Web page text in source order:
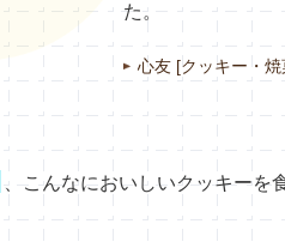
た。
心友 [クッキー・
、こんなにおいしいクッキーを